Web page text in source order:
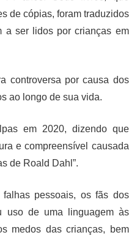
de cópias, foram traduzidos
a ser lidos por crianças em
controversa por causa dos
ao longo de sua vida.
em 2020, dizendo que
e compreensível causada
de Roald Dahl”.
falhas pessoais, os fãs dos
uso de uma linguagem às
medos das crianças, bem